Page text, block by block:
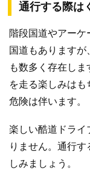
通行する際は
階段国道やアー
国道もあります
も数多く存在し
を走る楽しみはも
危険は伴います。
楽しい酷道ドライ
りません。通行
しみましょう。